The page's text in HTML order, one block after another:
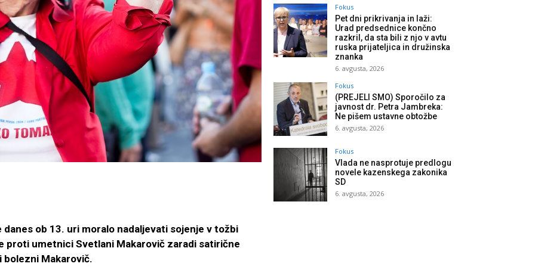
ob 13. uri moralo nadaljevati sojenje v tožbi
proti umetnici Svetlani Makarovič zaradi satirične
bolezni Makarovič.
Fokus
Pet dni prikrivanja in laži:
Urad predsednice končno
razkril, da sta bili z njo v avtu
ruska prijateljica in družinska
znanka
6. avgusta, 2026
Fokus
(PREJELI SMO) Sporočilo za
javnost dr. Petra Jambreka:
Ne pišem ustavne obtožbe
6. avgusta, 2026
Fokus
Vlada ne nasprotuje predlogu
novele kazenskega zakonika
SD
6. avgusta, 2026